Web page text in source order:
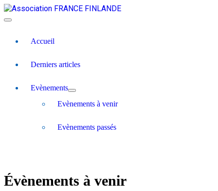
Accueil
Derniers articles
Evènements
Evènements à venir
Evènements passés
Évènements à venir